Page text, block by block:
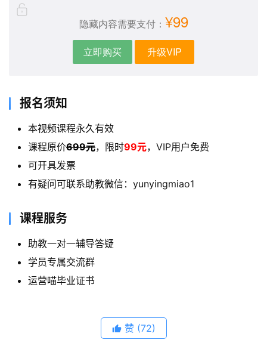
隐藏内容需要支付： ¥99
立即购买 升级VIP
报名须知
本视频课程永久有效
课程原价699元，限时99元，VIP用户免费
可开具发票
有疑问可联系助教微信：yunyingmiao1
课程服务
助教一对一辅导答疑
学员专属交流群
运营喵毕业证书
赞 (72)